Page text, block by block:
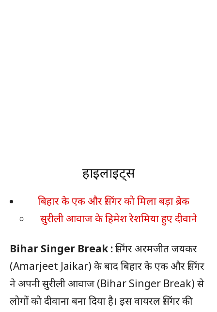
हाइलाइट्स
बिहार के एक और सिंगर को मिला बड़ा ब्रेक
सुरीली आवाज के हिमेश रेशमिया हुए दीवाने
Bihar Singer Break :सिंगर अरमजीत जयकर
(Amarjeet Jaikar) के बाद बिहार के एक और सिंगर
ने अपनी सुरीली आवाज (Bihar Singer Break) से
लोगों को दीवाना बना दिया है। इस वायरल सिंगर की